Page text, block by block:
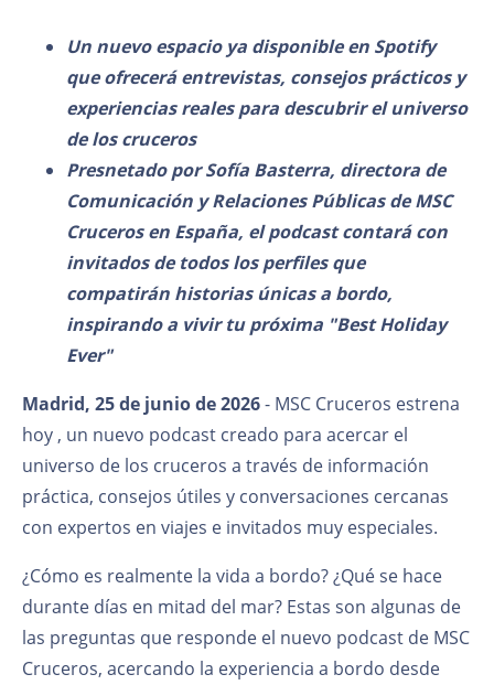
Un nuevo espacio ya disponible en Spotify
que ofrecerá entrevistas, consejos prácticos y
experiencias reales para descubrir el universo
de los cruceros
Presnetado por Sofía Basterra, directora de
Comunicación y Relaciones Públicas de MSC
Cruceros en España, el podcast contará con
invitados de todos los perfiles que
compatirán historias únicas a bordo,
inspirando a vivir tu próxima "Best Holiday
Ever"
Madrid, 25 de junio de 2026- MSC Cruceros estrena
hoy , un nuevo podcast creado para acercar el
universo de los cruceros a través de información
práctica, consejos útiles y conversaciones cercanas
con expertos en viajes e invitados muy especiales.
¿Cómo es realmente la vida a bordo? ¿Qué se hace
durante días en mitad del mar? Estas son algunas de
las preguntas que responde el nuevo podcast de MSC
Cruceros, acercando la experiencia a bordo desde